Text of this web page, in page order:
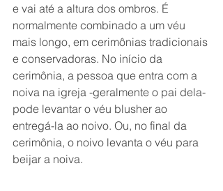
e vai até a altura dos ombros. É
normalmente combinado a um véu
mais longo, em cerimônias tradicionais
e conservadoras. No início da
cerimônia, a pessoa que entra com a
noiva na igreja -geralmente o pai dela-
pode levantar o véu blusher ao
entregá-la ao noivo. Ou, no final da
cerimônia, o noivo levanta o véu para
beijar a noiva.